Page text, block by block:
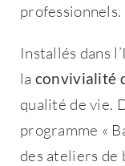
professionnels.
Installés dans
la convivialité
qualité de vie.
programme «
des ateliers de